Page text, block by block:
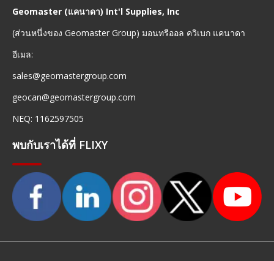
Geomaster (แคนาดา) Int'l Supplies, Inc
(ส่วนหนึ่งของ Geomaster Group) มอนทรีออล ควิเบก แคนาดา
อีเมล:
sales@geomastergroup.com
geocan@geomastergroup.com
NEQ: 1162597505
พบกับเราได้ที่ FLIXY